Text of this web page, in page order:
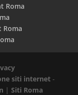
Roma
Roma
siti internet -
| Siti Roma